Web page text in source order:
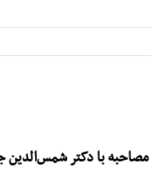
مصاحبه با دکتر شمس‌الدین